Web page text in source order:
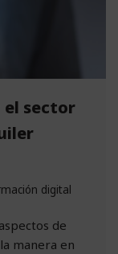
sector
digital
de
manera en